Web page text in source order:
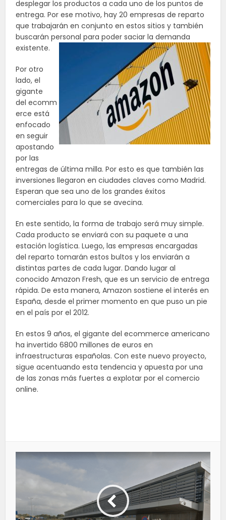
desplegar los productos a cada uno de los puntos de
entrega. Por ese motivo, hay 20 empresas de reparto
que trabajarán en conjunto en estos sitios y también
buscarán personal para poder saciar la demanda
existente.
Por otro
lado, el
gigante
del ecomm
erce está
enfocado
en seguir
apostando
por las
entregas de última milla. Por esto es que también las
inversiones llegaron en ciudades claves como Madrid.
Esperan que sea uno de los grandes éxitos
comerciales para lo que se avecina.
En este sentido, la forma de trabajo será muy simple.
Cada producto se enviará con su paquete a una
estación logística. Luego, las empresas encargadas
del reparto tomarán estos bultos y los enviarán a
distintas partes de cada lugar. Dando lugar al
conocido Amazon Fresh, que es un servicio de entrega
rápida. De esta manera, Amazon sostiene el interés en
España, desde el primer momento en que puso un pie
en el país por el 2012.
En estos 9 años, el gigante del ecommerce americano
ha invertido 6800 millones de euros en
infraestructuras españolas. Con este nuevo proyecto,
sigue acentuando esta tendencia y apuesta por una
de las zonas más fuertes a explotar por el comercio
online.